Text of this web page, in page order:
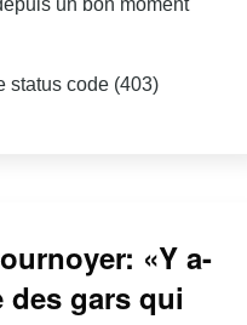
un bon moment
status code (403)
«Y a-
des gars qui